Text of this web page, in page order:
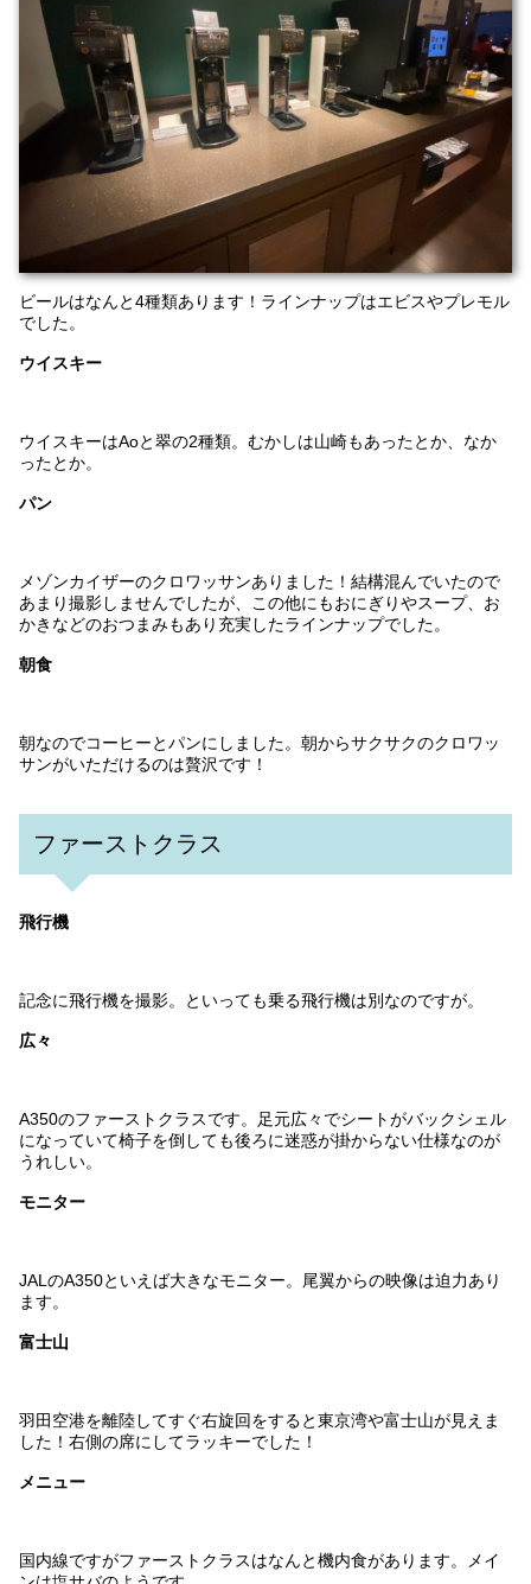
ビールはなんと4種類あります！ラインナップはエビスやプレモル
でした。
ウイスキー
ウイスキーはAoと翠の2種類。むかしは山崎もあったとか、なか
ったとか。
パン
メゾンカイザーのクロワッサンありました！結構混んでいたので
あまり撮影しませんでしたが、この他にもおにぎりやスープ、お
かきなどのおつまみもあり充実したラインナップでした。
朝食
朝なのでコーヒーとパンにしました。朝からサクサクのクロワッ
サンがいただけるのは贅沢です！
ファーストクラス
飛行機
記念に飛行機を撮影。といっても乗る飛行機は別なのですが。
広々
A350のファーストクラスです。足元広々でシートがバックシェル
になっていて椅子を倒しても後ろに迷惑が掛からない仕様なのが
うれしい。
モニター
JALのA350といえば大きなモニター。尾翼からの映像は迫力あり
ます。
富士山
羽田空港を離陸してすぐ右旋回をすると東京湾や富士山が見えま
した！右側の席にしてラッキーでした！
メニュー
国内線ですがファーストクラスはなんと機内食があります。メイ